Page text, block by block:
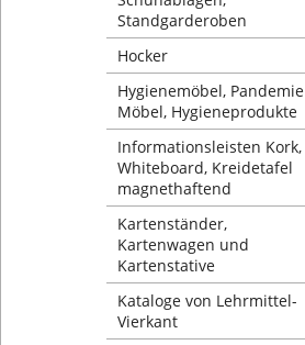
Standgarderoben
Hocker
Hygienemöbel, Pandemie
Möbel, Hygieneprodukte
Informationsleisten Kork,
Whiteboard, Kreidetafel
magnethaftend
Kartenständer,
Kartenwagen und
Kartenstative
Kataloge von Lehrmittel-
Vierkant